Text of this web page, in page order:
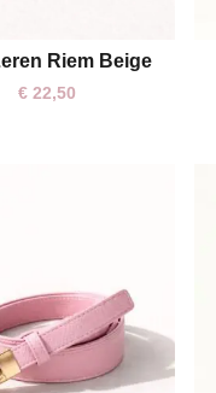
Riem Beige
€ 22,50